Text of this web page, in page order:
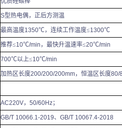
S型热电偶，正后方测温
最高温度1350℃，连续工作温度≤1300℃
推荐≤10℃/min ，最快升温速率≤20℃/min
700℃以上≤10℃/min
加热区长度200/200/200mm，恒温区长度80/
AC220V， 50/60Hz；
GB/T 10066.1-2019、 GB/T 10067.4-2018